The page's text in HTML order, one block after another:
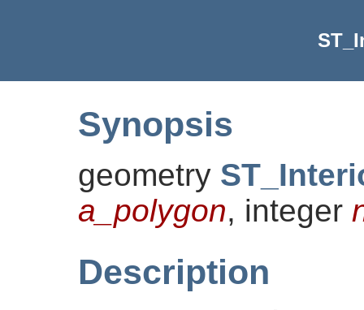
Synopsis
geometry
a_polygon, integer
Description